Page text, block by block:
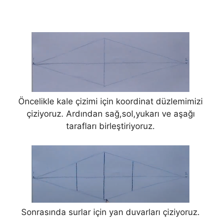
Öncelikle kale çizimi için koordinat düzlemimizi
çiziyoruz. Ardından sağ,sol,yukarı ve aşağı
tarafları birleştiriyoruz.
Sonrasında surlar için yan duvarları çiziyoruz.